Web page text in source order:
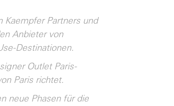
Kaempfer Partners und
Anbieter von
Destinationen.
Outlet Paris-
Paris richtet.
neue Phasen für die